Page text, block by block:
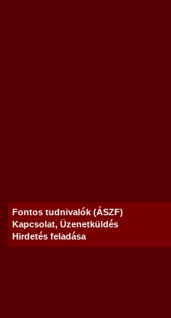
Fontos tudnivalók (ÁSZF)
Kapcsolat, Üzenetküldés
Hirdetés feladása